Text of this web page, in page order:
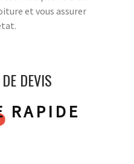
et vous assurer
DEVIS
RAPIDE